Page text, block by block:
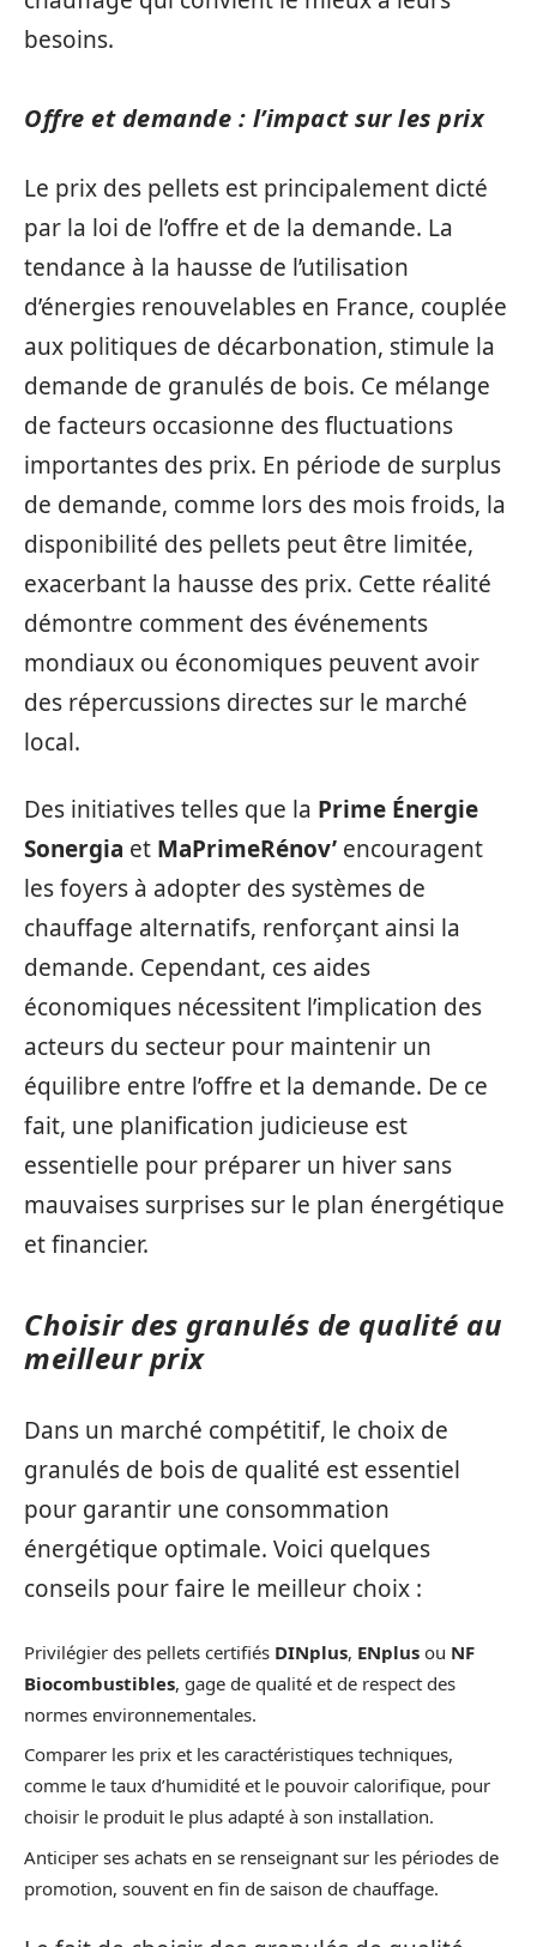
besoins.
Offre et demande : l’impact sur les prix
Le prix des pellets est principalement dicté
par la loi de l’offre et de la demande. La
tendance à la hausse de l’utilisation
d’énergies renouvelables en France, couplée
aux politiques de décarbonation, stimule la
demande de granulés de bois. Ce mélange
de facteurs occasionne des fluctuations
importantes des prix. En période de surplus
de demande, comme lors des mois froids, la
disponibilité des pellets peut être limitée,
exacerbant la hausse des prix. Cette réalité
démontre comment des événements
mondiaux ou économiques peuvent avoir
des répercussions directes sur le marché
local.
Des initiatives telles que la Prime Énergie
Sonergia et MaPrimeRénov’ encouragent
les foyers à adopter des systèmes de
chauffage alternatifs, renforçant ainsi la
demande. Cependant, ces aides
économiques nécessitent l’implication des
acteurs du secteur pour maintenir un
équilibre entre l’offre et la demande. De ce
fait, une planification judicieuse est
essentielle pour préparer un hiver sans
mauvaises surprises sur le plan énergétique
et financier.
Choisir des granulés de qualité au
meilleur prix
Dans un marché compétitif, le choix de
granulés de bois de qualité est essentiel
pour garantir une consommation
énergétique optimale. Voici quelques
conseils pour faire le meilleur choix :
Privilégier des pellets certifiés DINplus, ENplus ou NF
Biocombustibles, gage de qualité et de respect des
normes environnementales.
Comparer les prix et les caractéristiques techniques,
comme le taux d’humidité et le pouvoir calorifique, pour
choisir le produit le plus adapté à son installation.
Anticiper ses achats en se renseignant sur les périodes de
promotion, souvent en fin de saison de chauffage.